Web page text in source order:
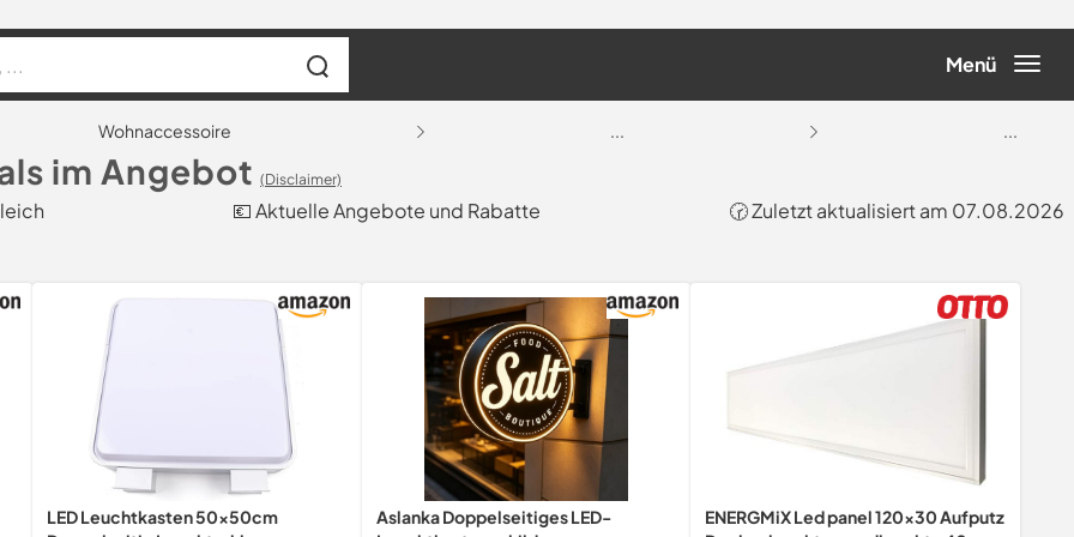
Menü
Wohnaccessoire ... ...
im Angebot (Disclaimer)
💶 Aktuelle Angebote und Rabatte 🕝 Zuletzt aktualisiert am 07.08.2026
LED Leuchtkasten 50x50cm
Aslanka Doppelseitiges LED-
ENERGMiX Led panel 120x30 Aufputz